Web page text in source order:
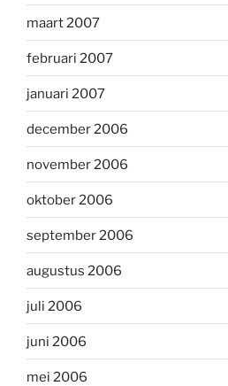
maart 2007
februari 2007
januari 2007
december 2006
november 2006
oktober 2006
september 2006
augustus 2006
juli 2006
juni 2006
mei 2006